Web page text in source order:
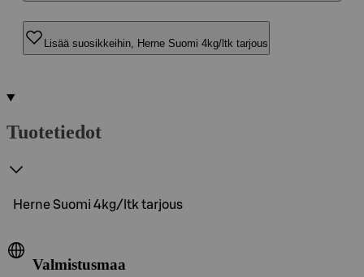
Lisää suosikkeihin, Herne Suomi 4kg/ltk tarjous
Tuotetiedot
Herne Suomi 4kg/ltk tarjous
Valmistusmaa